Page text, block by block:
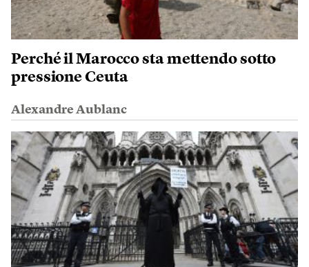
Perché il Marocco sta mettendo sotto
pressione Ceuta
Alexandre Aublanc